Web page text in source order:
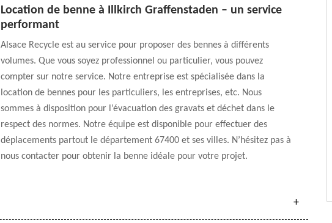
Location de benne à Illkirch Graffenstaden – un service
performant
Alsace Recycle est au service pour proposer des bennes à différents
volumes. Que vous soyez professionnel ou particulier, vous pouvez
compter sur notre service. Notre entreprise est spécialisée dans la
location de bennes pour les particuliers, les entreprises, etc. Nous
sommes à disposition pour l’évacuation des gravats et déchet dans le
respect des normes. Notre équipe est disponible pour effectuer des
déplacements partout le département 67400 et ses villes. N’hésitez pas à
nous contacter pour obtenir la benne idéale pour votre projet.